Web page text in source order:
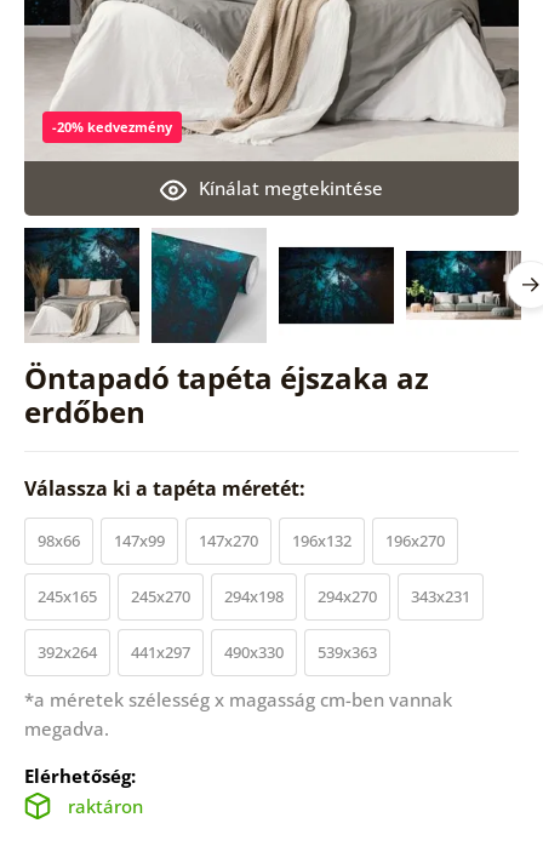
Öntapadó tapéta éjszaka az
erdőben
Kínálat megtekintése
-20% kedvezmény
Válassza ki a tapéta méretét:
98x66 147x99 147x270 196x132 196x270
245x165 245x270 294x198 294x270 343x231
392x264 441x297 490x330 539x363
*a méretek szélesség x magasság cm-ben vannak
megadva.
Elérhetőség:
raktáron